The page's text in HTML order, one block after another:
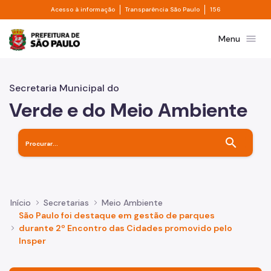
Pular para o Conteúdo principal
Acesso à informação Divisor de acesso à informação
Transparência São Paulo Divisor de
156
Prefeitura de São PauloMenu menu
Secretaria Municipal do
Verde e do Meio Ambiente
search
Início Secretarias
Meio Ambiente
São Paulo foi destaque em gestão de parques
durante 2º Encontro das Cidades promovido pelo
Insper